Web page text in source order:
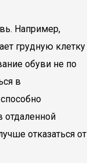
Например,
грудную клетку
обуви не по
в
отдаленной
отказаться от